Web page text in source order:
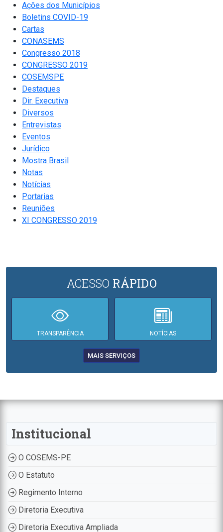
Ações dos Municípios
Boletins COVID-19
Cartas
CONASEMS
Congresso 2018
CONGRESSO 2019
COSEMSPE
Destaques
Dir. Executiva
Diversos
Entrevistas
Eventos
Jurídico
Mostra Brasil
Notas
Notícias
Portarias
Reuniões
XI CONGRESSO 2019
ACESSO RÁPIDO
TRANSPARÊNCIA NOTÍCIAS
MAIS SERVIÇOS
Institucional
O COSEMS-PE
O Estatuto
Regimento Interno
Diretoria Executiva
Diretoria Executiva Ampliada